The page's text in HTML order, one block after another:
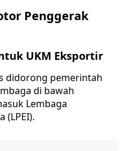
Penggerak
UKM Eksportir
didorong pemerintah
di bawah
Lembaga
(LPEI).